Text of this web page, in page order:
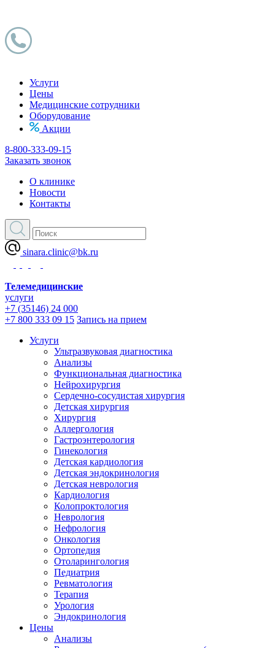
Услуги
Цены
Медицинские сотрудники
Оборудование
Акции
8-800-333-09-15
Заказать звонок
О клинике
Новости
Контакты
sinara.clinic@bk.ru
Телемедицинские
услуги
+7 (35146) 24 000
+7 800 333 09 15 Запись на прием
Услуги
Ультразвуковая диагностика
Анализы
Функциональная диагностика
Нейрохирургия
Сердечно-сосудистая хирургия
Детская хирургия
Хирургия
Аллергология
Гастроэнтерология
Гинекология
Детская кардиология
Детская эндокринология
Детская неврология
Кардиология
Колопроктология
Неврология
Нефрология
Онкология
Ортопедия
Отоларингология
Педиатрия
Ревматология
Терапия
Урология
Эндокринология
Цены
Анализы